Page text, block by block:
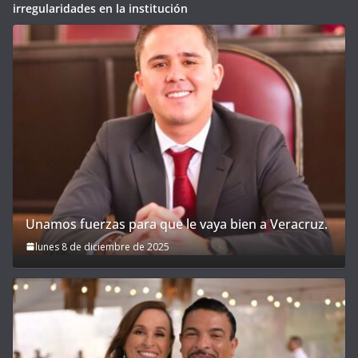
irregularidades en la institución
Unamos fuerzas para que le vaya bien a Veracruz.
lunes 8 de diciembre de 2025